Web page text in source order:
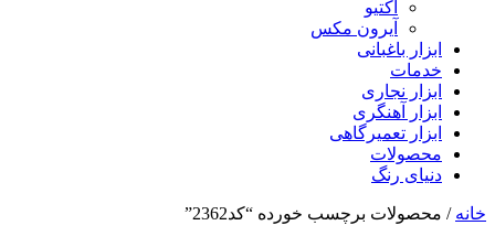
اکتیو
آیرون مکس
ابزار باغبانی
خدمات
ابزار نجاری
ابزار آهنگری
ابزار تعمیرگاهی
محصولات
دنیای رنگ
خانه / محصولات برچسب خورده “کد2362”